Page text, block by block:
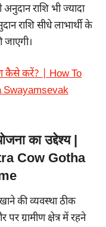
राशि भी ज्यादा
राशि सीधे लाभार्थी के
कैसे करें? | How To
Swayamsevak
का उद्देश्य |
Cow Gotha
की व्यवस्था ठीक
ग्रामीण क्षेत्र में रहने